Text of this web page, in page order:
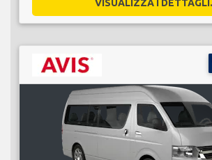
VISUALIZZA I